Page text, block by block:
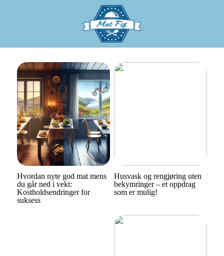
Hvordan nyte god mat mens
du går ned i vekt:
Kostholdsendringer for
suksess
Husvask og rengjøring uten
bekymringer – et oppdrag
som er mulig!